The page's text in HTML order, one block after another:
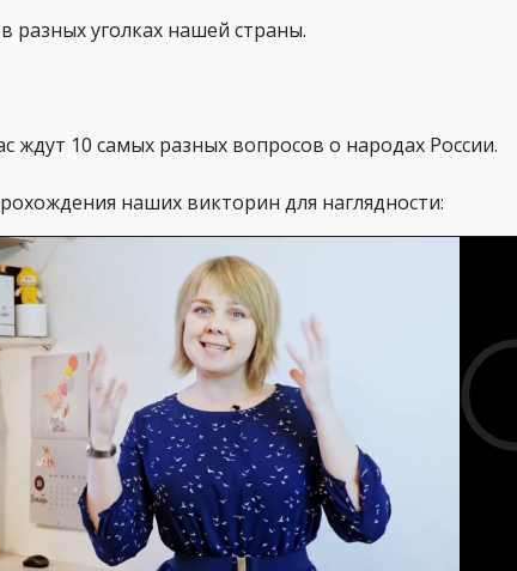
разных уголках нашей страны.
ждут 10 самых разных вопросов о народах России.
наших викторин для наглядности: